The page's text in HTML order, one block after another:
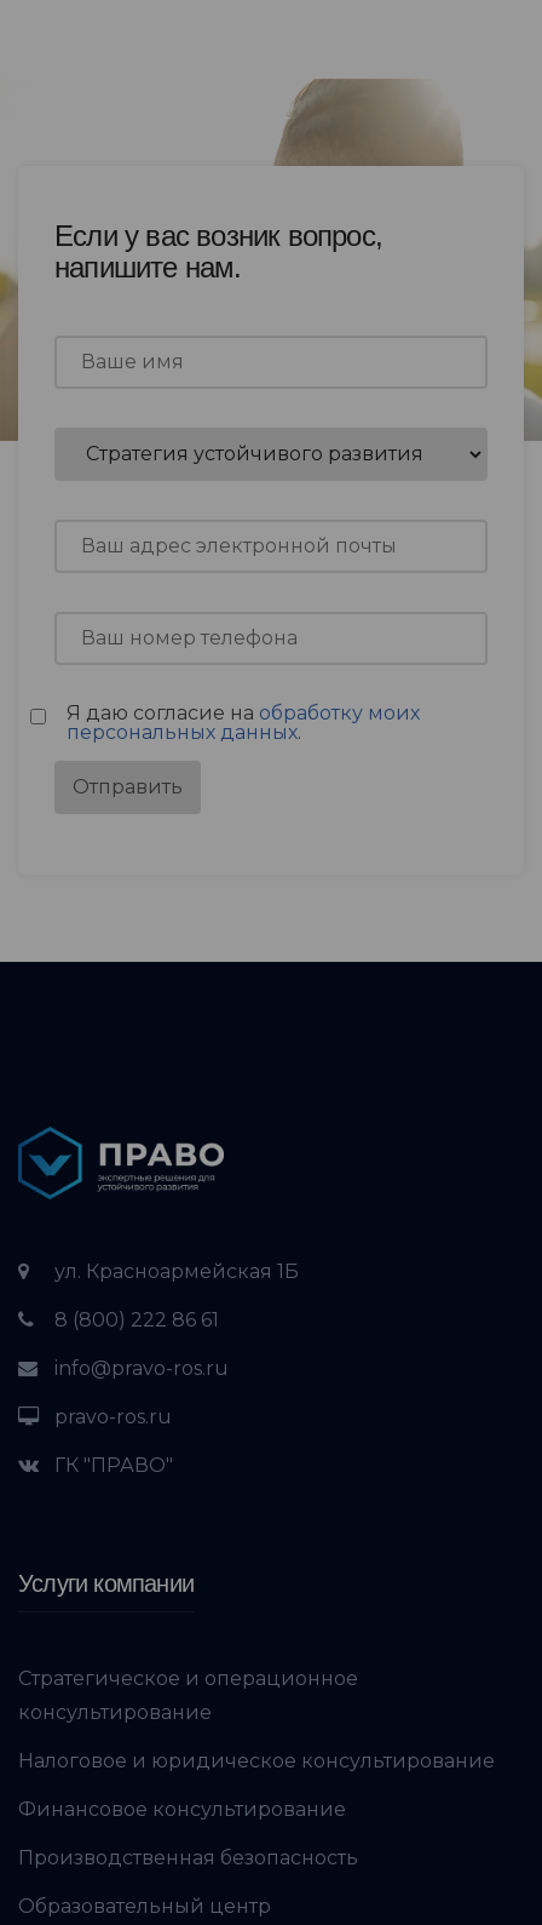
Если у вас возник вопрос,
напишите нам.
Я даю согласие на обработку моих
персональных данных.
Отправить
ул. Красноармейская 1Б
8 (800) 222 86 61
info@pravo-ros.ru
pravo-ros.ru
ГК "ПРАВО"
Услуги компании
Стратегическое и операционное
консультирование
Налоговое и юридическое консультирование
Финансовое консультирование
Производственная безопасность
Образовательный центр